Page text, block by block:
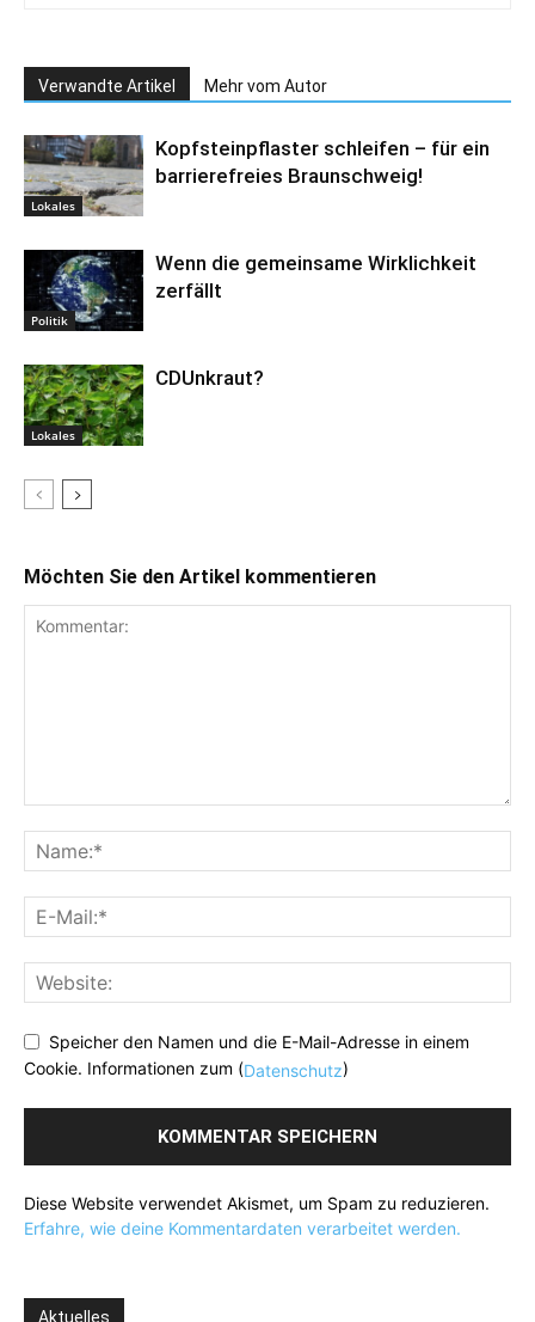
Verwandte Artikel Mehr vom Autor
Lokales
Kopfsteinpflaster schleifen – für ein
barrierefreies Braunschweig!
Politik
Wenn die gemeinsame Wirklichkeit
zerfällt
Lokales
CDUnkraut?
Möchten Sie den Artikel kommentieren
Speicher den Namen und die E-Mail-Adresse in einem
Cookie. Informationen zum (Datenschutz)
Diese Website verwendet Akismet, um Spam zu reduzieren.
Erfahre, wie deine Kommentardaten verarbeitet werden.
Aktuelles